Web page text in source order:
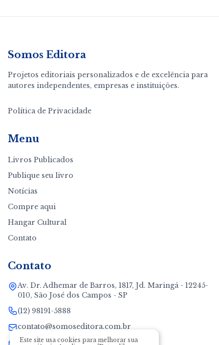
Somos Editora
Projetos editoriais personalizados e de excelência para
autores independentes, empresas e instituições.
Política de Privacidade
Menu
Livros Publicados
Publique seu livro
Notícias
Compre aqui
Hangar Cultural
Contato
Contato
Av. Dr. Adhemar de Barros, 1817, Jd. Maringá - 12245-
010, São José dos Campos - SP
(12) 98191-5888
contato@somoseditora.com.br
neide@somoseditora.com.br
Este site usa cookies para melhorar sua